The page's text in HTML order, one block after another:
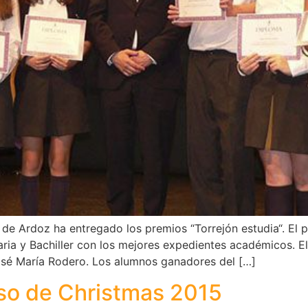
Ardoz ha entregado los premios “Torrejón estudia“.
y Bachiller con los mejores expedientes académicos.
María Rodero. Los alumnos ganadores del […]
de Christmas 2015